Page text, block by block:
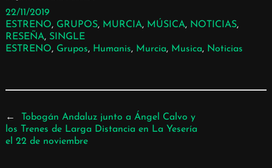
22/11/2019
ESTRENO, GRUPOS, MURCIA, MÚSICA, NOTICIAS,
RESEÑA, SINGLE
ESTRENO, Grupos, Humanis, Murcia, Musica, Noticias
←
Tobogán Andaluz junto a Ángel Calvo y
los Trenes de Larga Distancia en La Yesería
el 22 de noviembre